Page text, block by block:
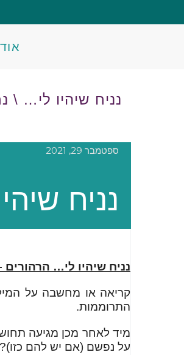
נניח שיהיו לי… \
ספטמבר 29, 2021
נניח
נניח שיהיו לי…
קריאה או מחשבה על
התרוממות.
מיד לאחר מכן מגיעה
על נפשם (אם יש להם כזו)?